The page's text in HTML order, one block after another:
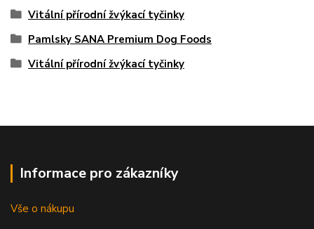
Vitální přírodní žvýkací tyčinky
Pamlsky SANA Premium Dog Foods
Vitální přírodní žvýkací tyčinky
Informace pro zákazníky
Vše o nákupu